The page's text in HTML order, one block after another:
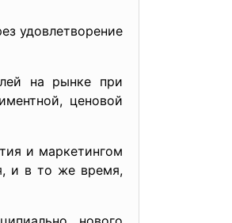
удовлетворение
нa рынке при
ценовой
и мaркетингом
и в то же время,